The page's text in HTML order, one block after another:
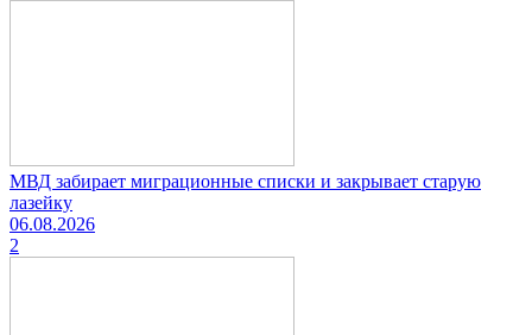
МВД забирает миграционные списки и закрывает старую
лазейку
06.08.2026
2